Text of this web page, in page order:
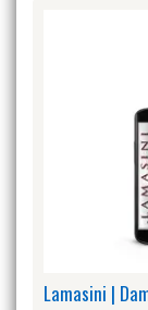
Lamasini |